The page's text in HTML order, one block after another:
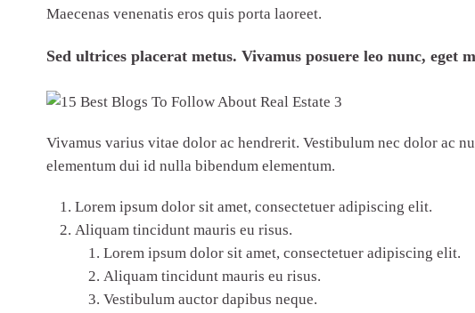
Maecenas venenatis eros quis porta laoreet.
Sed ultrices placerat metus. Vivamus posuere leo nunc, eget
Vivamus varius vitae dolor ac hendrerit. Vestibulum nec dolor ac
elementum dui id nulla bibendum elementum.
Lorem ipsum dolor sit amet, consectetuer adipiscing elit.
Aliquam tincidunt mauris eu risus.
Lorem ipsum dolor sit amet, consectetuer adipiscing elit.
Aliquam tincidunt mauris eu risus.
Vestibulum auctor dapibus neque.